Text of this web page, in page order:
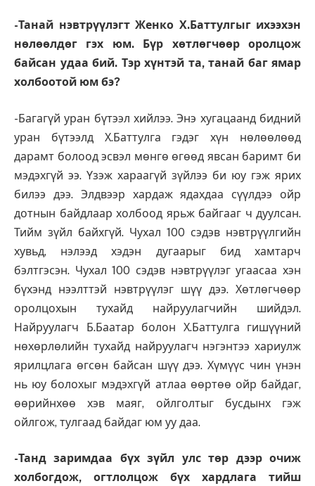
-Танай нэвтрүүлэгт Женко Х.Баттулгыг ихээхэн
нөлөөлдөг гэх юм. Бүр хөтлөгчөөр оролцож
байсан удаа бий. Тэр хүнтэй та, танай баг ямар
холбоотой юм бэ?
-Багагүй уран бүтээл хийлээ. Энэ хугацаанд бидний
уран бүтээлд Х.Баттулга гэдэг хүн нөлөөлөөд
дарамт болоод эсвэл мөнгө өгөөд явсан баримт би
мэдэхгүй ээ. Үзэж хараагүй зүйлээ би юу гэж ярих
билээ дээ. Элдвээр хардаж ядахдаа сүүлдээ ойр
дотнын байдлаар холбоод ярьж байгааг ч дуулсан.
Тийм зүйл байхгүй. Чухал 100 сэдэв нэвтрүүлгийн
хувьд, нэлээд хэдэн дугаарыг бид хамтарч
бэлтгэсэн. Чухал 100 сэдэв нэвтрүүлэг угаасаа хэн
бүхэнд нээлттэй нэвтрүүлэг шүү дээ. Хөтлөгчөөр
оролцохын тухайд найруулагчийн шийдэл.
Найруулагч Б.Баатар болон Х.Баттулга гишүүний
нөхөрлөлийн тухайд найруулагч нэгэнтээ хариулж
ярилцлага өгсөн байсан шүү дээ. Хүмүүс чин үнэн
нь юу болохыг мэдэхгүй атлаа өөртөө ойр байдаг,
өөрийнхөө хэв маяг, ойлголтыг бусдынх гэж
ойлгож, тулгаад байдаг юм уу даа.
-Танд заримдаа бүх зүйл улс төр дээр очиж
холбогдож, огтлолцож бүх хардлага тийш